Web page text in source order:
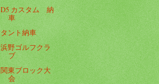
D5 カスタム 納
車
タント納車
浜野ゴルフクラ
ブ
関東ブロック大
会